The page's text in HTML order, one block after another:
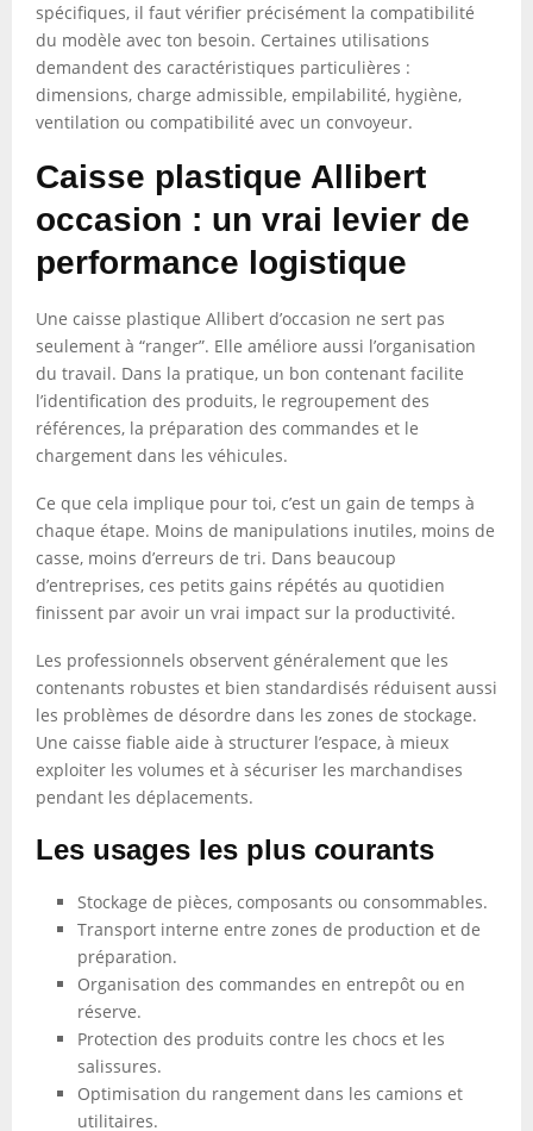
spécifiques, il faut vérifier précisément la compatibilité
du modèle avec ton besoin. Certaines utilisations
demandent des caractéristiques particulières :
dimensions, charge admissible, empilabilité, hygiène,
ventilation ou compatibilité avec un convoyeur.
Caisse plastique Allibert
occasion : un vrai levier de
performance logistique
Une caisse plastique Allibert d’occasion ne sert pas
seulement à “ranger”. Elle améliore aussi l’organisation
du travail. Dans la pratique, un bon contenant facilite
l’identification des produits, le regroupement des
références, la préparation des commandes et le
chargement dans les véhicules.
Ce que cela implique pour toi, c’est un gain de temps à
chaque étape. Moins de manipulations inutiles, moins de
casse, moins d’erreurs de tri. Dans beaucoup
d’entreprises, ces petits gains répétés au quotidien
finissent par avoir un vrai impact sur la productivité.
Les professionnels observent généralement que les
contenants robustes et bien standardisés réduisent aussi
les problèmes de désordre dans les zones de stockage.
Une caisse fiable aide à structurer l’espace, à mieux
exploiter les volumes et à sécuriser les marchandises
pendant les déplacements.
Les usages les plus courants
Stockage de pièces, composants ou consommables.
Transport interne entre zones de production et de
préparation.
Organisation des commandes en entrepôt ou en
réserve.
Protection des produits contre les chocs et les
salissures.
Optimisation du rangement dans les camions et
utilitaires.